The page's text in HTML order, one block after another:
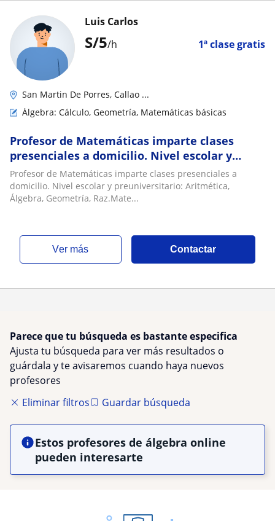
S/5/h 1ª clase gratis
Luis Carlos
San Martin De Porres, Callao ...
Álgebra: Cálculo, Geometría, Matemáticas básicas
Profesor de Matemáticas imparte clases
presenciales a domicilio. Nivel escolar y
preuniversitario: Aritmética, Álgebra,
Geometría, Raz.Matemático. Nivel
universitario: Estadística Descriptiva,
Profesor de Matemáticas imparte clases presenciales a
domicilio. Nivel escolar y preuniversitario: Aritmética,
Álgebra, Geometría, Raz.Mate...
ver más Contactar
Parece que tu búsqueda es bastante especifica
Ajusta tu búsqueda para ver más resultados o
guárdala y te avisaremos cuando haya nuevos
profesores
Eliminar filtros
Guardar búsqueda
Estos profesores de álgebra online
pueden interesarte